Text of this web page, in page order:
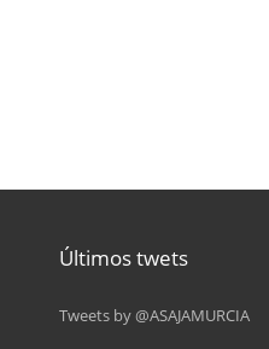
Últimos twets
Tweets by @ASAJAMURCIA